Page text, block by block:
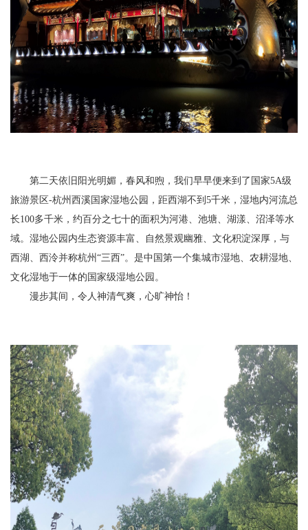
第二天依旧阳光明媚，春风和煦，我们早早便来到了国家5A级
旅游景区-杭州西溪国家湿地公园，距西湖不到5千米，湿地内河流总
长100多千米，约百分之七十的面积为河港、池塘、湖漾、沼泽等水
域。湿地公园内生态资源丰富、自然景观幽雅、文化积淀深厚，与
西湖、西泠并称杭州“三西”。是中国第一个集城市湿地、农耕湿地、
文化湿地于一体的国家级湿地公园。
漫步其间，令人神清气爽，心旷神怡！